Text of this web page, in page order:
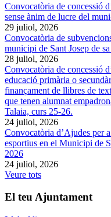
Convocatòria de concessió
sense ànim de lucre del
29 juliol, 2026
Convocatòria de
municipi de Sant Josep de
28 juliol, 2026
Convocatòria de concessió
educació primària o
finançament de llibres de
que tenen alumnat
Talaia, curs 25-26.
24 juliol, 2026
Convocatòria d’Ajudes per
esportius en el Municipi de
2026
24 juliol, 2026
Veure tots
El teu Ajuntament